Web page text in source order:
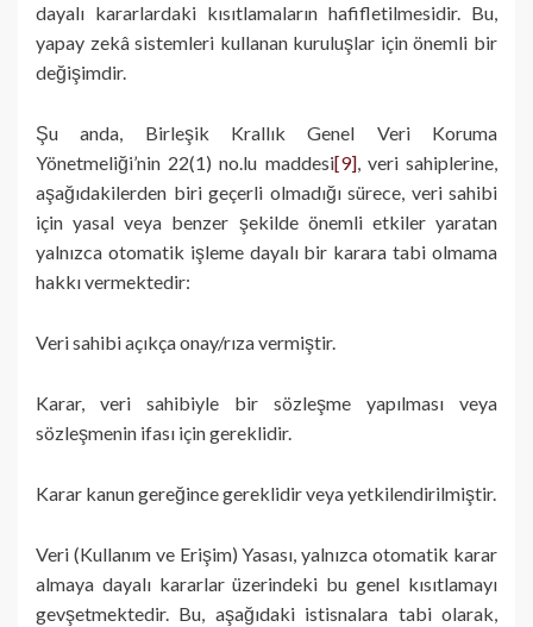
dayalı kararlardaki kısıtlamaların hafifletilmesidir. Bu,
yapay zekâ sistemleri kullanan kuruluşlar için önemli bir
değişimdir.
Şu anda, Birleşik Krallık Genel Veri Koruma
Yönetmeliği’nin 22(1) no.lu maddesi[9], veri sahiplerine,
aşağıdakilerden biri geçerli olmadığı sürece, veri sahibi
için yasal veya benzer şekilde önemli etkiler yaratan
yalnızca otomatik işleme dayalı bir karara tabi olmama
hakkı vermektedir:
Veri sahibi açıkça onay/rıza vermiştir.
Karar, veri sahibiyle bir sözleşme yapılması veya
sözleşmenin ifası için gereklidir.
Karar kanun gereğince gereklidir veya yetkilendirilmiştir.
Veri (Kullanım ve Erişim) Yasası, yalnızca otomatik karar
almaya dayalı kararlar üzerindeki bu genel kısıtlamayı
gevşetmektedir. Bu, aşağıdaki istisnalara tabi olarak,